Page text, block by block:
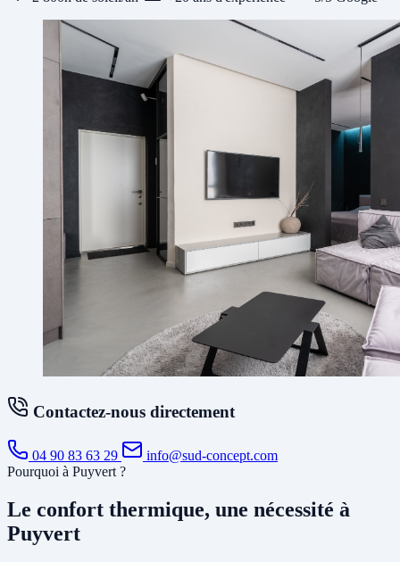
Contactez-nous directement
04 90 83 63 29
info@sud-concept.com
Pourquoi à Puyvert ?
Le confort thermique, une nécessité à
Puyvert